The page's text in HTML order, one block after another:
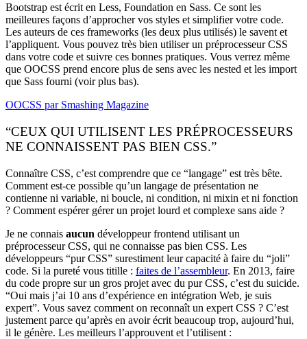
Bootstrap est écrit en Less, Foundation en Sass. Ce sont les
meilleures façons d’approcher vos styles et simplifier votre code.
Les auteurs de ces frameworks (les deux plus utilisés) le savent et
l’appliquent. Vous pouvez très bien utiliser un préprocesseur CSS
dans votre code et suivre ces bonnes pratiques. Vous verrez même
que OOCSS prend encore plus de sens avec les nested et les import
que Sass fourni (voir plus bas).
OOCSS par Smashing Magazine
“CEUX QUI UTILISENT LES PRÉPROCESSEURS
NE CONNAISSENT PAS BIEN CSS.”
Connaître CSS, c’est comprendre que ce “langage” est très bête.
Comment est-ce possible qu’un langage de présentation ne
contienne ni variable, ni boucle, ni condition, ni mixin et ni fonction
? Comment espérer gérer un projet lourd et complexe sans aide ?
Je ne connais aucun développeur frontend utilisant un
préprocesseur CSS, qui ne connaisse pas bien CSS. Les
développeurs “pur CSS” surestiment leur capacité à faire du “joli”
code. Si la pureté vous titille : faites de l’assembleur. En 2013, faire
du code propre sur un gros projet avec du pur CSS, c’est du suicide.
“Oui mais j’ai 10 ans d’expérience en intégration Web, je suis
expert”. Vous savez comment on reconnaît un expert CSS ? C’est
justement parce qu’après en avoir écrit beaucoup trop, aujourd’hui,
il le génère. Les meilleurs l’approuvent et l’utilisent :